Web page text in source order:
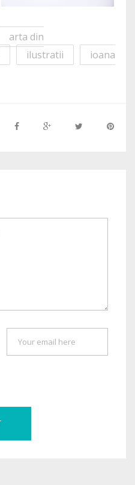
arta din
ilustratii
ioana